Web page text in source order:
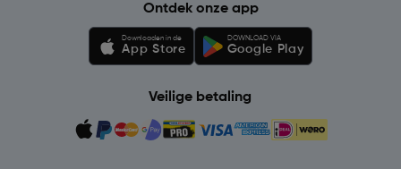
Ontdek onze app
Downloaden in de
App Store
DOWNLOAD VIA
Google Play
Veilige betaling